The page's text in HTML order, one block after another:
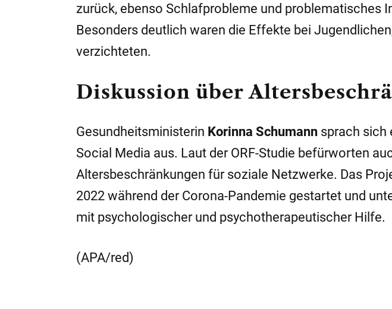
zurück, ebenso Schlafprobleme und problematisches
Besonders deutlich waren die Effekte bei
verzichteten.
Diskussion über
Gesundheitsministerin Korinna Schumann sprach sich
Social Media aus. Laut der ORF-Studie befürworten
Altersbeschränkungen für soziale Netzwerke. Das
2022 während der Corona-Pandemie gestartet und
mit psychologischer und psychotherapeutischer Hilfe.
(APA/red)